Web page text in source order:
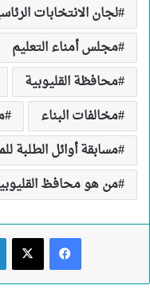
لجان الانتخابات
مجلس أمناء التعليم
محافظة القليوبية
مخالفات البناء
مسابقة أوائل الطلبة
من هو محافظ